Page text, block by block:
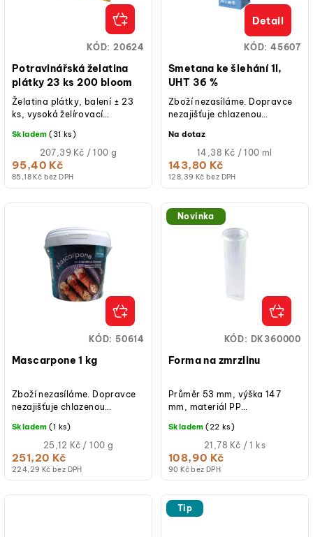
Potravinářská želatina
plátky 23 ks 200 bloom
85,18 Kč bez DPH
95,40 Kč
Měrná
cena:
(jednotková
207,39 Kč / 100 g
Skladem (31 ks)
Želatina plátky, balení ± 23
ks, vysoká želírovací
ideální pro ztužení krémů či
šlehačky a...
KÓD: 20624
Smetana ke šlehání 1l,
UHT 36 %
128,39 Kč bez DPH
143,80 Kč
Měrná
cena:
(jednotková
14,38 Kč / 100 ml
Na dotaz
Detail
Zboží nezasíláme. Dopravce
nezajišťuje chlazenou
do 6 °C. Vzhledem k povaze...
KÓD: 45607
Mascarpone 1 kg
224,29 Kč bez DPH
251,20 Kč
Měrná
cena:
(jednotková
25,12 Kč / 100 g
Skladem (1 ks)
Zboží nezasíláme. Dopravce
nezajišťuje chlazenou
do 6 °C. Vzhledem k povaze...
KÓD: 50614
Novinka
Forma na zmrzlinu
90 Kč bez DPH
108,90 Kč
Měrná
cena:
(jednotková
21,78 Kč / 1 ks
Skladem (22 ks)
Průměr 53 mm, výška 147
mm, materiál PP
vhodné pro výrobu ovocných
i smetanových nanuků.
KÓD: DK360000
Tip